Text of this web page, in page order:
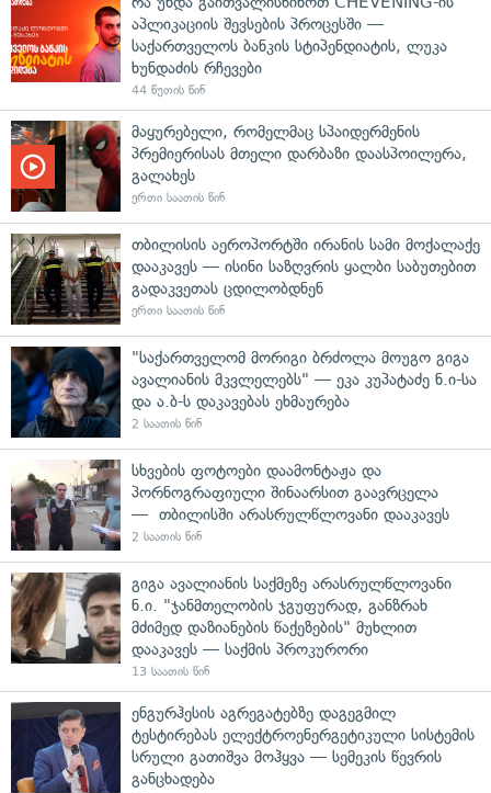
აპლიკაციის შევსების პროცესში —
საქართველოს ბანკის სტიპენდიატის, ლუკა
ხუნდაძის რჩევები
44 წუთის წინ
მაყურებელი, რომელმაც სპაიდერმენის
პრემიერისას მთელი დარბაზი დაასპოილერა,
გალახეს
ერთი საათის წინ
თბილისის აეროპორტში ირანის სამი მოქალაქე
დააკავეს — ისინი საზღვრის ყალბი საბუთებით
გადაკვეთას ცდილობდნენ
ერთი საათის წინ
"საქართველომ მორიგი ბრძოლა მოუგო გიგა
ავალიანის მკვლელებს" — ეკა კუპატაძე ნ.ი-სა
და ა.ბ-ს დაკავებას ეხმაურება
2 საათის წინ
სხვების ფოტოები დაამონტაჟა და
პორნოგრაფიული შინაარსით გაავრცელა
— თბილისში არასრულწლოვანი დააკავეს
2 საათის წინ
გიგა ავალიანის საქმეზე არასრულწლოვანი
ნ.ი. "ჯანმთელობის ჯგუფურად, განზრახ
მძიმედ დაზიანების წაქეზების" მუხლით
დააკავეს — საქმის პროკურორი
13 საათის წინ
ენგურჰესის აგრეგატებზე დაგეგმილ
ტესტირებას ელექტროენერგეტიკული სისტემის
სრული გათიშვა მოჰყვა — სემეკის წევრის
განცხადება